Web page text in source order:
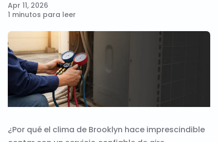
Apr 11, 2026
1 minutos para leer
¿Por qué el clima de Brooklyn hace imprescindible